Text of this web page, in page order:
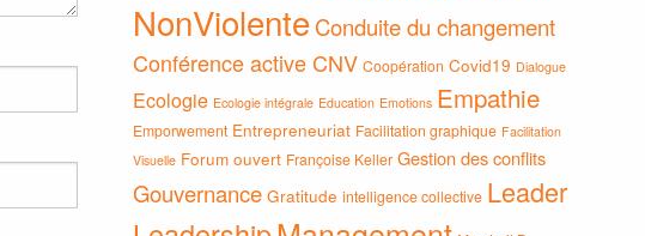
NonViolenteConduite du changement
Conférence active CNV Coopération Covid19 Dialogue
Ecologie Ecologie intégrale Education Emotions Empathie
Emporwement Entrepreneuriat Facilitation graphique Facilitation
Visuelle Forum ouvert Françoise Keller Gestion des conflits
Gouvernance Gratitude intelligence collective Leader